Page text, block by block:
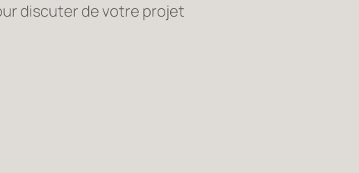
discuter de votre projet